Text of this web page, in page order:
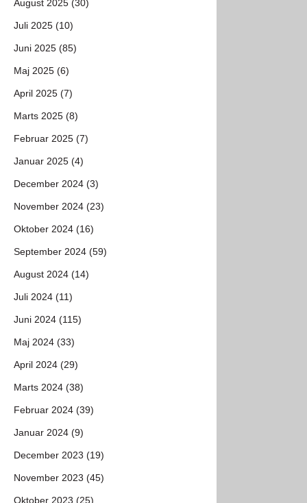
August 2025 (30)
Juli 2025 (10)
Juni 2025 (85)
Maj 2025 (6)
April 2025 (7)
Marts 2025 (8)
Februar 2025 (7)
Januar 2025 (4)
December 2024 (3)
November 2024 (23)
Oktober 2024 (16)
September 2024 (59)
August 2024 (14)
Juli 2024 (11)
Juni 2024 (115)
Maj 2024 (33)
April 2024 (29)
Marts 2024 (38)
Februar 2024 (39)
Januar 2024 (9)
December 2023 (19)
November 2023 (45)
Oktober 2023 (25)